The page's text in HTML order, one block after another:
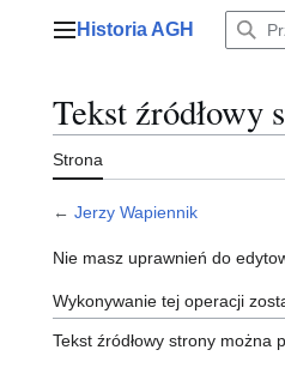
Menu główne
Historia AGH
Tekst źródłowy
Strona
← Jerzy Wapiennik
Nie masz uprawnień do
Wykonywanie tej operacji
Tekst źródłowy strony można